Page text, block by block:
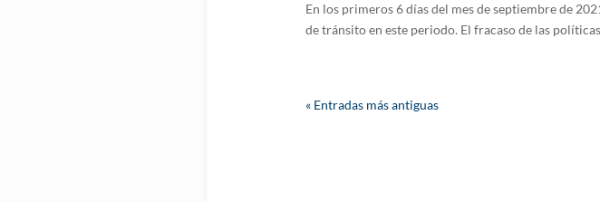
En los primeros 6 días del mes de septiembre de
de tránsito en este periodo. El fracaso de las
« Entradas más antiguas